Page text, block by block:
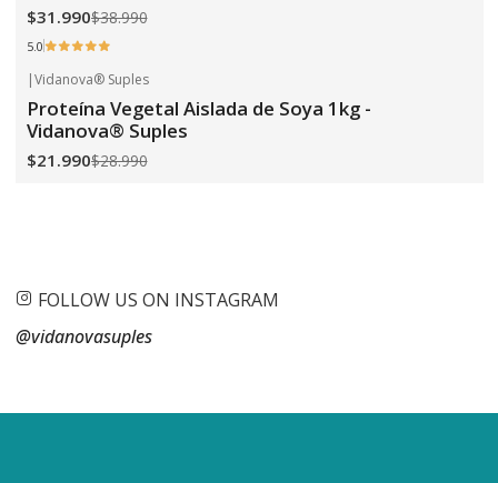
$31.990$38.990
5.0
-24% OFF
|Vidanova® Suples
Proteína Vegetal Aislada de Soya 1kg -
Vidanova® Suples
$21.990$28.990
FOLLOW US ON INSTAGRAM
@vidanovasuples